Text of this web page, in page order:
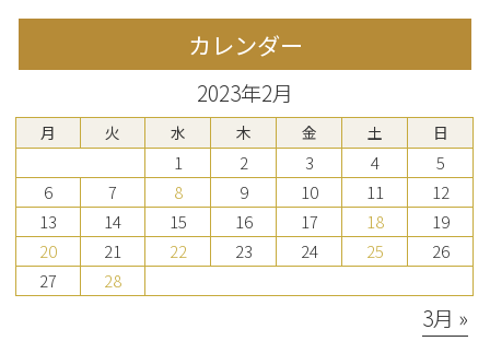
カレンダー
2023年2月
月 火 水 木 金 土 日
1 2 3 4
5
6
7 8 9 10 11
12
13
14 15 16 17 18
19
20
21 22 23 24 25
26
27
28
3月 »